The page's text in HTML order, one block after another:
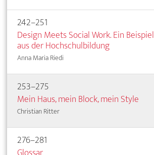
242–251
Design Meets Social Work. Ein Beispiel
aus der Hochschulbildung
Anna Maria Riedi
253–275
Mein Haus, mein Block, mein Style
Christian Ritter
276–281